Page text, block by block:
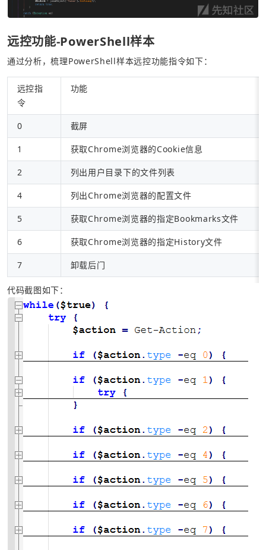
远控功能-PowerShell样本
通过分析，梳理PowerShell样本远控功能指令如下：
远控指
令
功能
0 截屏
1 获取Chrome浏览器的Cookie信息
2 列出用户目录下的文件列表
4 列出Chrome浏览器的配置文件
5 获取Chrome浏览器的指定Bookmarks文件
6 获取Chrome浏览器的指定History文件
7 卸载后门
代码截图如下：